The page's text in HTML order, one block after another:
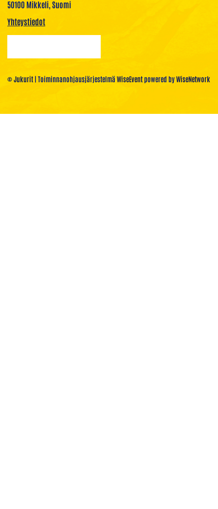
50100 Mikkeli, Suomi
Yhteystiedot
© Jukurit | Toiminnanohjausjärjestelmä WiseEventpowered byWiseNetwork